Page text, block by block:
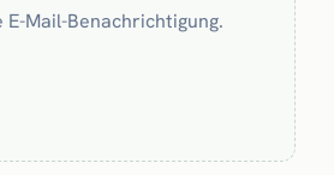
Mail-Benachrichtigung.